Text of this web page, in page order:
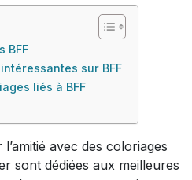
BFF
sur BFF
liés à BFF
avec des coloriages
sont dédiées aux meilleures